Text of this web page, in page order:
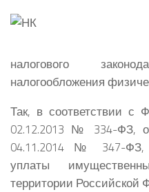
налогового
налогообложения
Так, в соответствии с
02.12.2013 № 334-ФЗ,
04.11.2014 № 347-ФЗ,
уплаты
территории Российской